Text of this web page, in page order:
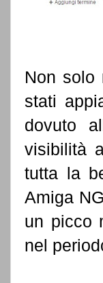
Non solo
stati
dovuto
visibilità
tutta la
Amiga
un picco
nel